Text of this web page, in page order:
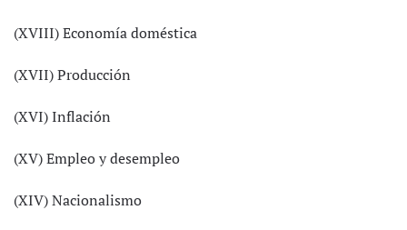
(XVIII) Economía doméstica
(XVII) Producción
(XVI) Inflación
(XV) Empleo y desempleo
(XIV) Nacionalismo